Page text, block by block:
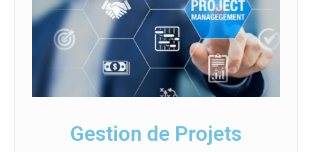
Gestion de Projets